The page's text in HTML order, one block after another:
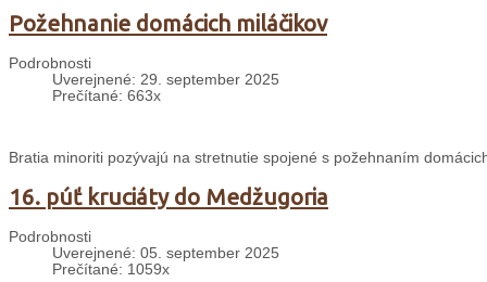
Požehnanie domácich miláčikov
Podrobnosti
Uverejnené: 29. september 2025
Prečítané: 663x
Bratia minoriti pozývajú na stretnutie spojené s požehnaním
16. púť kruciáty do Medžugoria
Podrobnosti
Uverejnené: 05. september 2025
Prečítané: 1059x